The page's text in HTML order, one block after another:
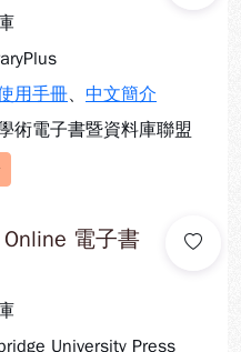
用手冊、 中文簡介
術電子書暨資料庫聯盟
電子書
University Press